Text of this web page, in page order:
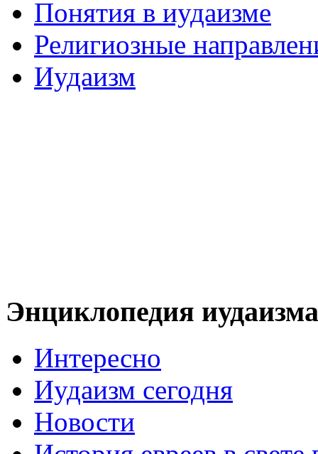
Понятия в иудаизме
Религиозные
Иудаизм
Энциклопедия иудаизма
Интересно
Иудаизм сегодня
Новости